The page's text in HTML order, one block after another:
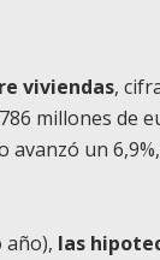
viviendas,
millones de
un
año), las